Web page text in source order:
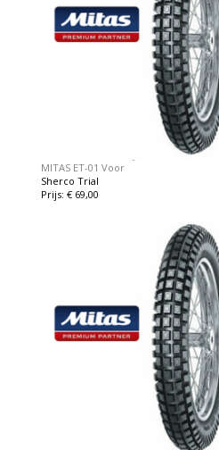
MITAS ET-01 Voor
Sherco Trial
Prijs: € 69,00